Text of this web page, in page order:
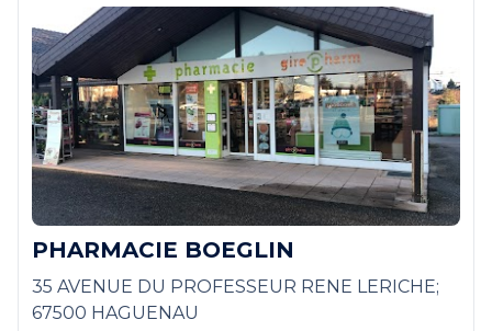
PHARMACIE BOEGLIN
35 AVENUE DU PROFESSEUR RENE LERICHE;
67500 HAGUENAU